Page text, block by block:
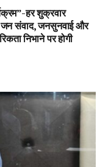
हर शुक्रवार
जन संवाद, जनसुनवाई और
निभाने पर होगी